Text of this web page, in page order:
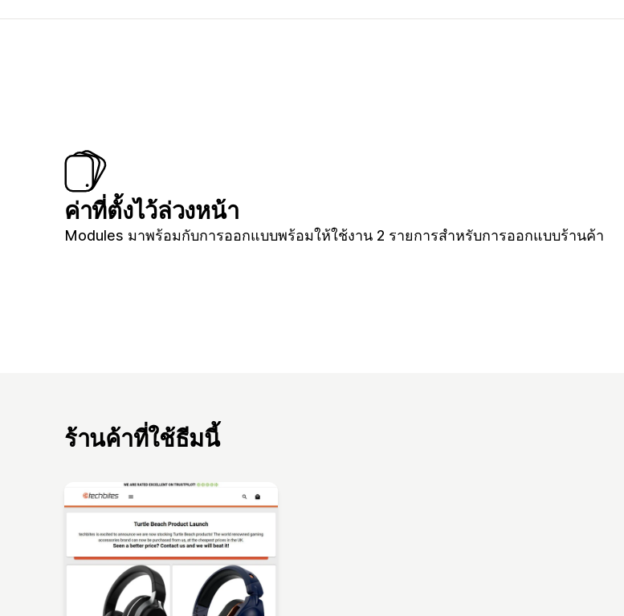
ค่าที่ตั้งไว้ล่วงหน้า
Modules มาพร้อมกับการออกแบบพร้อมให้ใช้งาน 2 รายการสำหรับการออกแบบร้านค้า
ร้านค้าที่ใช้ธีมนี้